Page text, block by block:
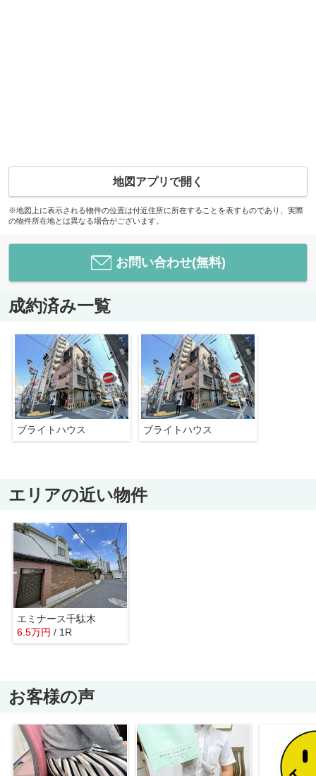
地図アプリで開く
※地図上に表示される物件の位置は付近住所に所在することを表すものであり、実際
の物件所在地とは異なる場合がございます。
お問い合わせ(無料)
成約済み一覧
ブライトハウス ブライトハウス
エリアの近い物件
エミナース千駄木
6.5万円 / 1R
お客様の声